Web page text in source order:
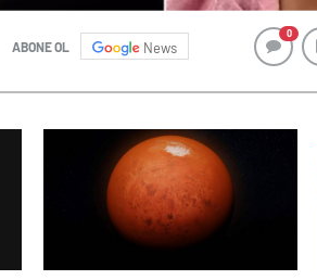
ABONE OL News
0